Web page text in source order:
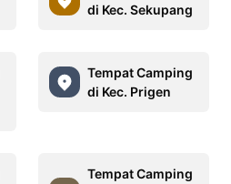
di Kec. Sekupang
Tempat Camping
di Kec. Prigen
Tempat Camping